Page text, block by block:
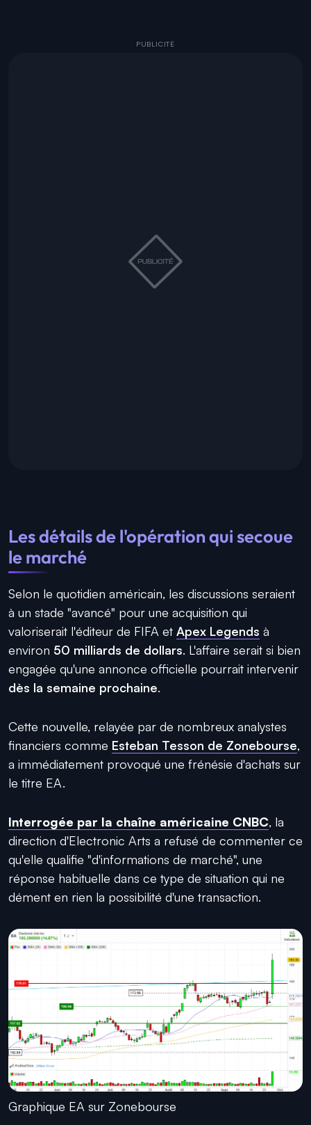
Les détails de l'opération qui secoue
le marché
Selon le quotidien américain, les discussions seraient
à un stade "avancé" pour une acquisition qui
valoriserait l'éditeur de FIFA et Apex Legends à
environ 50 milliards de dollars. L'affaire serait si bien
engagée qu'une annonce officielle pourrait intervenir
dès la semaine prochaine.
Cette nouvelle, relayée par de nombreux analystes
financiers comme Esteban Tesson de Zonebourse,
a immédiatement provoqué une frénésie d'achats sur
le titre EA.
Interrogée par la chaîne américaine CNBC, la
direction d'Electronic Arts a refusé de commenter ce
qu'elle qualifie "d'informations de marché", une
réponse habituelle dans ce type de situation qui ne
dément en rien la possibilité d'une transaction.
Graphique EA sur Zonebourse